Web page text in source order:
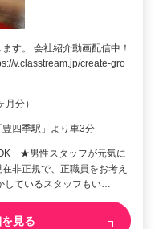
す。 会社紹介動画配信中！
v.classtream.jp/create-gro
分）
四季駅」より車3分
★男性スタッフが元気に
非正規で、正職員をお考え
しているスタッフもい…
見る